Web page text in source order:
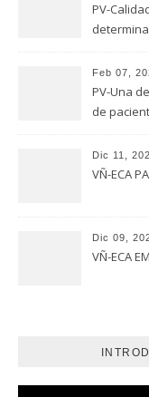
PV-
Feb 07,
PV-Una
de
Dic 11,
VÑ-ECA
Dic 09,
VÑ-ECA